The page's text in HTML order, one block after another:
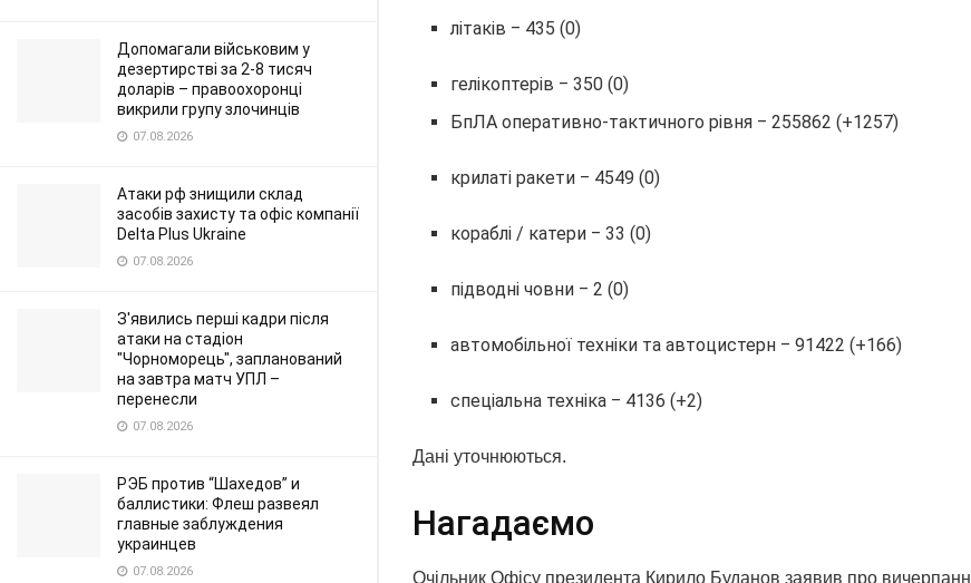
Допомагали військовим у
дезертирстві за 2-8 тисяч
доларів – правоохоронці
викрили групу злочинців
07.08.2026
Атаки рф знищили склад
засобів захисту та офіс компанії
Delta Plus Ukraine
07.08.2026
З'явились перші кадри після
атаки на стадіон
"Чорноморець", запланований
на завтра матч УПЛ –
перенесли
07.08.2026
РЭБ против “Шахедов” и
баллистики: Флеш развеял
главные заблуждения
украинцев
07.08.2026
літаків ‒ 435 (0)
гелікоптерів ‒ 350 (0)
БпЛА оперативно-тактичного рівня ‒ 255862 (+1257)
крилаті ракети ‒ 4549 (0)
кораблі / катери ‒ 33 (0)
підводні човни ‒ 2 (0)
автомобільної техніки та автоцистерн ‒ 91422 (+166)
спеціальна техніка ‒ 4136 (+2)
Дані уточнюються.
Нагадаємо
Очільник Офісу президента Кирило Буданов заявив про